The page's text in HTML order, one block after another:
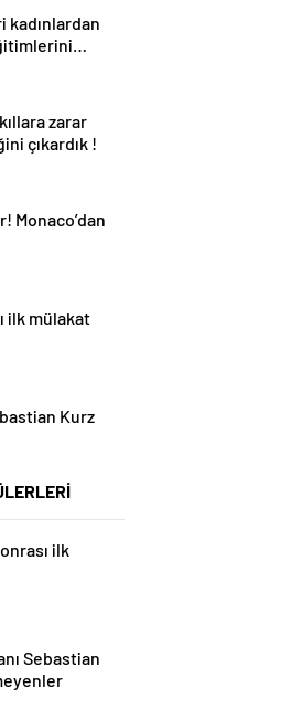
kadınlardan
zarar
çıkardık !
Monaco’dan
ilk mülakat
Kurz
ilk
Sebastian